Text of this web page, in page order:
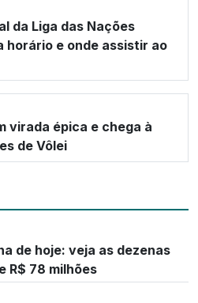
da Liga das Nações
horário e onde assistir ao
virada épica e chega à
de Vôlei
de hoje: veja as dezenas
R$ 78 milhões